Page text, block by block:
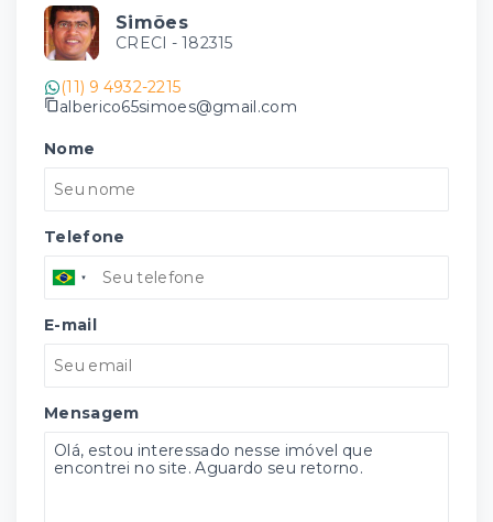
Simões
CRECI - 182315
(11) 9 4932-2215
alberico65simoes@gmail.com
Nome
Telefone
E-mail
Mensagem